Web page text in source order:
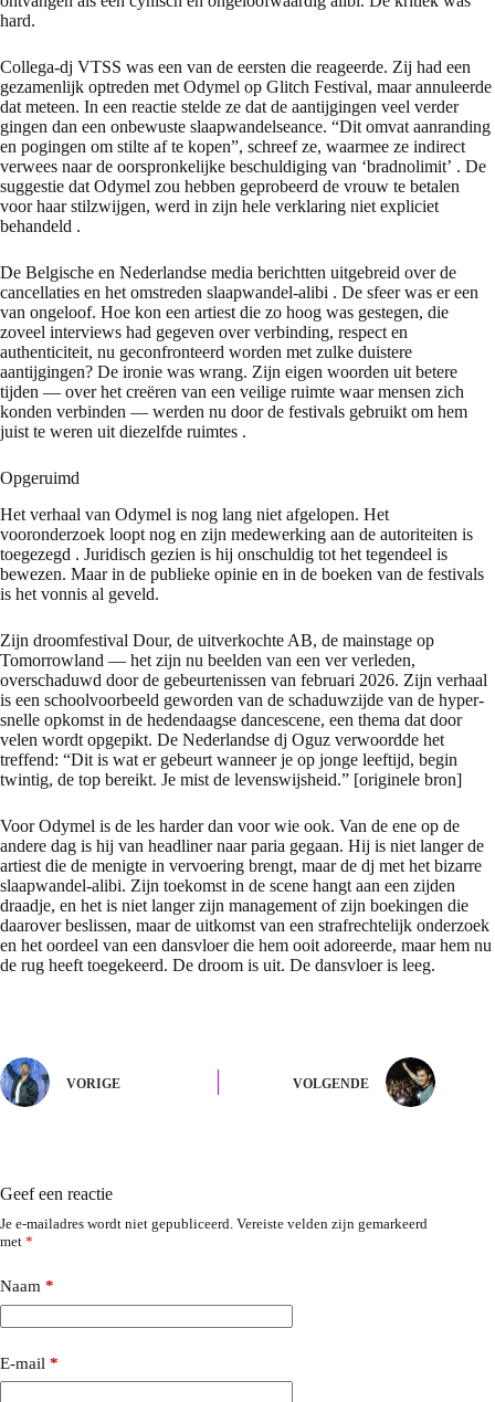
hard.
Collega-dj VTSS was een van de eersten die reageerde. Zij had een
gezamenlijk optreden met Odymel op Glitch Festival, maar annuleerde
dat meteen. In een reactie stelde ze dat de aantijgingen veel verder
gingen dan een onbewuste slaapwandelseance. “Dit omvat aanranding
en pogingen om stilte af te kopen”, schreef ze, waarmee ze indirect
verwees naar de oorspronkelijke beschuldiging van ‘bradnolimit’ . De
suggestie dat Odymel zou hebben geprobeerd de vrouw te betalen
voor haar stilzwijgen, werd in zijn hele verklaring niet expliciet
behandeld .
De Belgische en Nederlandse media berichtten uitgebreid over de
cancellaties en het omstreden slaapwandel-alibi . De sfeer was er een
van ongeloof. Hoe kon een artiest die zo hoog was gestegen, die
zoveel interviews had gegeven over verbinding, respect en
authenticiteit, nu geconfronteerd worden met zulke duistere
aantijgingen? De ironie was wrang. Zijn eigen woorden uit betere
tijden — over het creëren van een veilige ruimte waar mensen zich
konden verbinden — werden nu door de festivals gebruikt om hem
juist te weren uit diezelfde ruimtes .
Opgeruimd
Het verhaal van Odymel is nog lang niet afgelopen. Het
vooronderzoek loopt nog en zijn medewerking aan de autoriteiten is
toegezegd . Juridisch gezien is hij onschuldig tot het tegendeel is
bewezen. Maar in de publieke opinie en in de boeken van de festivals
is het vonnis al geveld.
Zijn droomfestival Dour, de uitverkochte AB, de mainstage op
Tomorrowland — het zijn nu beelden van een ver verleden,
overschaduwd door de gebeurtenissen van februari 2026. Zijn verhaal
is een schoolvoorbeeld geworden van de schaduwzijde van de hyper-
snelle opkomst in de hedendaagse dancescene, een thema dat door
velen wordt opgepikt. De Nederlandse dj Oguz verwoordde het
treffend: “Dit is wat er gebeurt wanneer je op jonge leeftijd, begin
twintig, de top bereikt. Je mist de levenswijsheid.” [originele bron]
Voor Odymel is de les harder dan voor wie ook. Van de ene op de
andere dag is hij van headliner naar paria gegaan. Hij is niet langer de
artiest die de menigte in vervoering brengt, maar de dj met het bizarre
slaapwandel-alibi. Zijn toekomst in de scene hangt aan een zijden
draadje, en het is niet langer zijn management of zijn boekingen die
daarover beslissen, maar de uitkomst van een strafrechtelijk onderzoek
en het oordeel van een dansvloer die hem ooit adoreerde, maar hem nu
de rug heeft toegekeerd. De droom is uit. De dansvloer is leeg.
VORIGE VOLGENDE
Geef een reactie
Je e-mailadres wordt niet gepubliceerd. Vereiste velden zijn gemarkeerd
met *
Naam *
E-mail *